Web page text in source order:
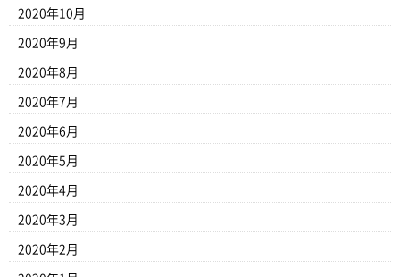
2020年10月
2020年9月
2020年8月
2020年7月
2020年6月
2020年5月
2020年4月
2020年3月
2020年2月